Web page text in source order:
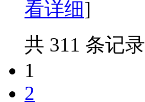
看详细]
共 311 条记录
1
2